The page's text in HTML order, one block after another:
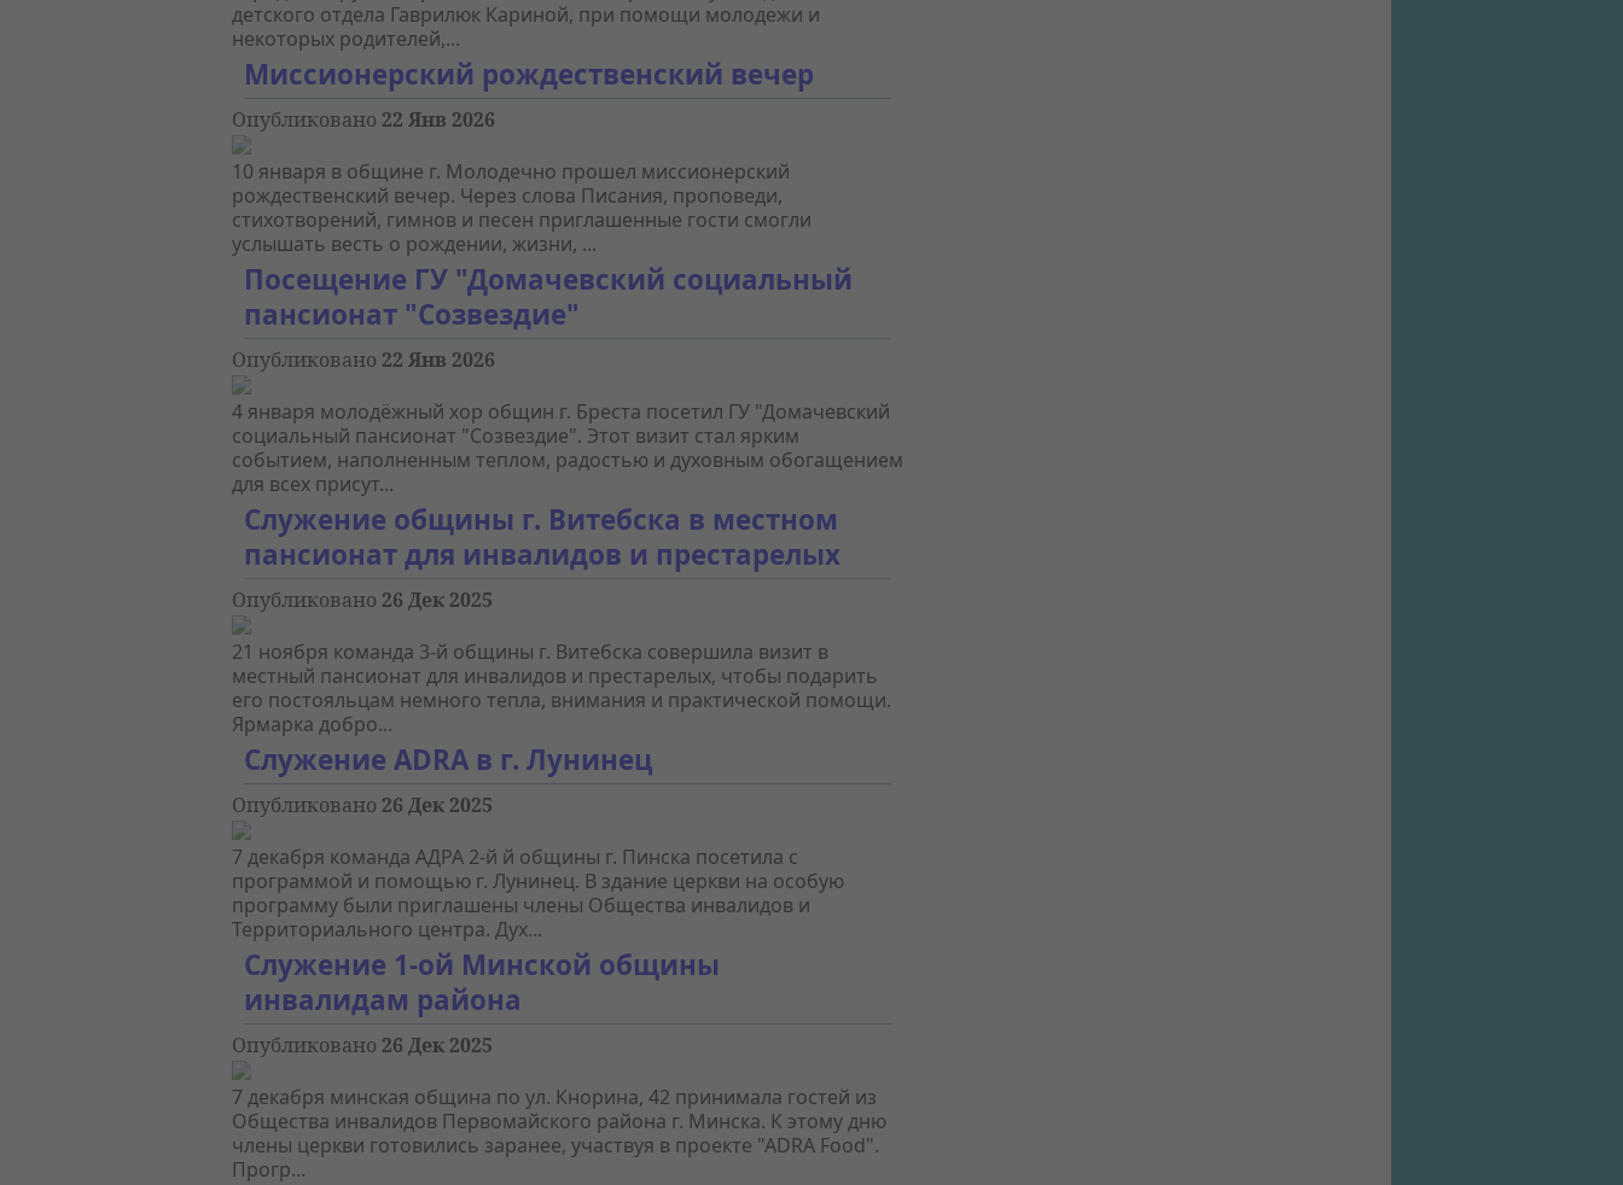
детского отдела Гаврилюк Кариной, при помощи молодежи и
некоторых родителей,...
Миссионерский рождественский вечер
Опубликовано 22 Янв 2026
10 января в общине г. Молодечно прошел миссионерский
рождественский вечер. Через слова Писания, проповеди,
стихотворений, гимнов и песен приглашенные гости смогли
услышать весть о рождении, жизни, ...
Посещение ГУ "Домачевский социальный
пансионат "Созвездие"
Опубликовано 22 Янв 2026
4 января молодёжный хор общин г. Бреста посетил ГУ "Домачевский
социальный пансионат "Созвездие". Этот визит стал ярким
событием, наполненным теплом, радостью и духовным обогащением
для всех присут...
Служение общины г. Витебска в местном
пансионат для инвалидов и престарелых
Опубликовано 26 Дек 2025
21 ноября команда 3-й общины г. Витебска совершила визит в
местный пансионат для инвалидов и престарелых, чтобы подарить
его постояльцам немного тепла, внимания и практической помощи.
Ярмарка добро...
Служение ADRA в г. Лунинец
Опубликовано 26 Дек 2025
7 декабря команда АДРА 2-й й общины г. Пинска посетила с
программой и помощью г. Лунинец. В здание церкви на особую
программу были приглашены члены Общества инвалидов и
Территориального центра. Дух...
Служение 1-ой Минской общины
инвалидам района
Опубликовано 26 Дек 2025
7 декабря минская община по ул. Кнорина, 42 принимала гостей из
Общества инвалидов Первомайского района г. Минска. К этому дню
члены церкви готовились заранее, участвуя в проекте "АDRA Food".
Прогр...